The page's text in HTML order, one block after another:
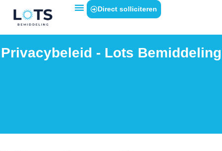
Direct solliciteren
Privacybeleid - Lots Bemiddeling